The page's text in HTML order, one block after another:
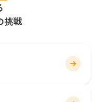
挑戦